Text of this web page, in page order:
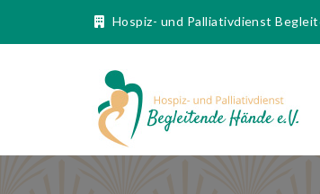
Hospiz- und Palliativdienst